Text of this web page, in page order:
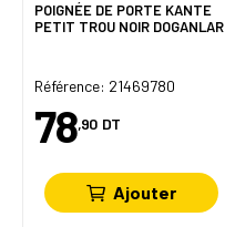
POIGNÉE DE PORTE KANTE
PETIT TROU NOIR DOGANLAR
Référence: 21469780
78,90 DT
Ajouter